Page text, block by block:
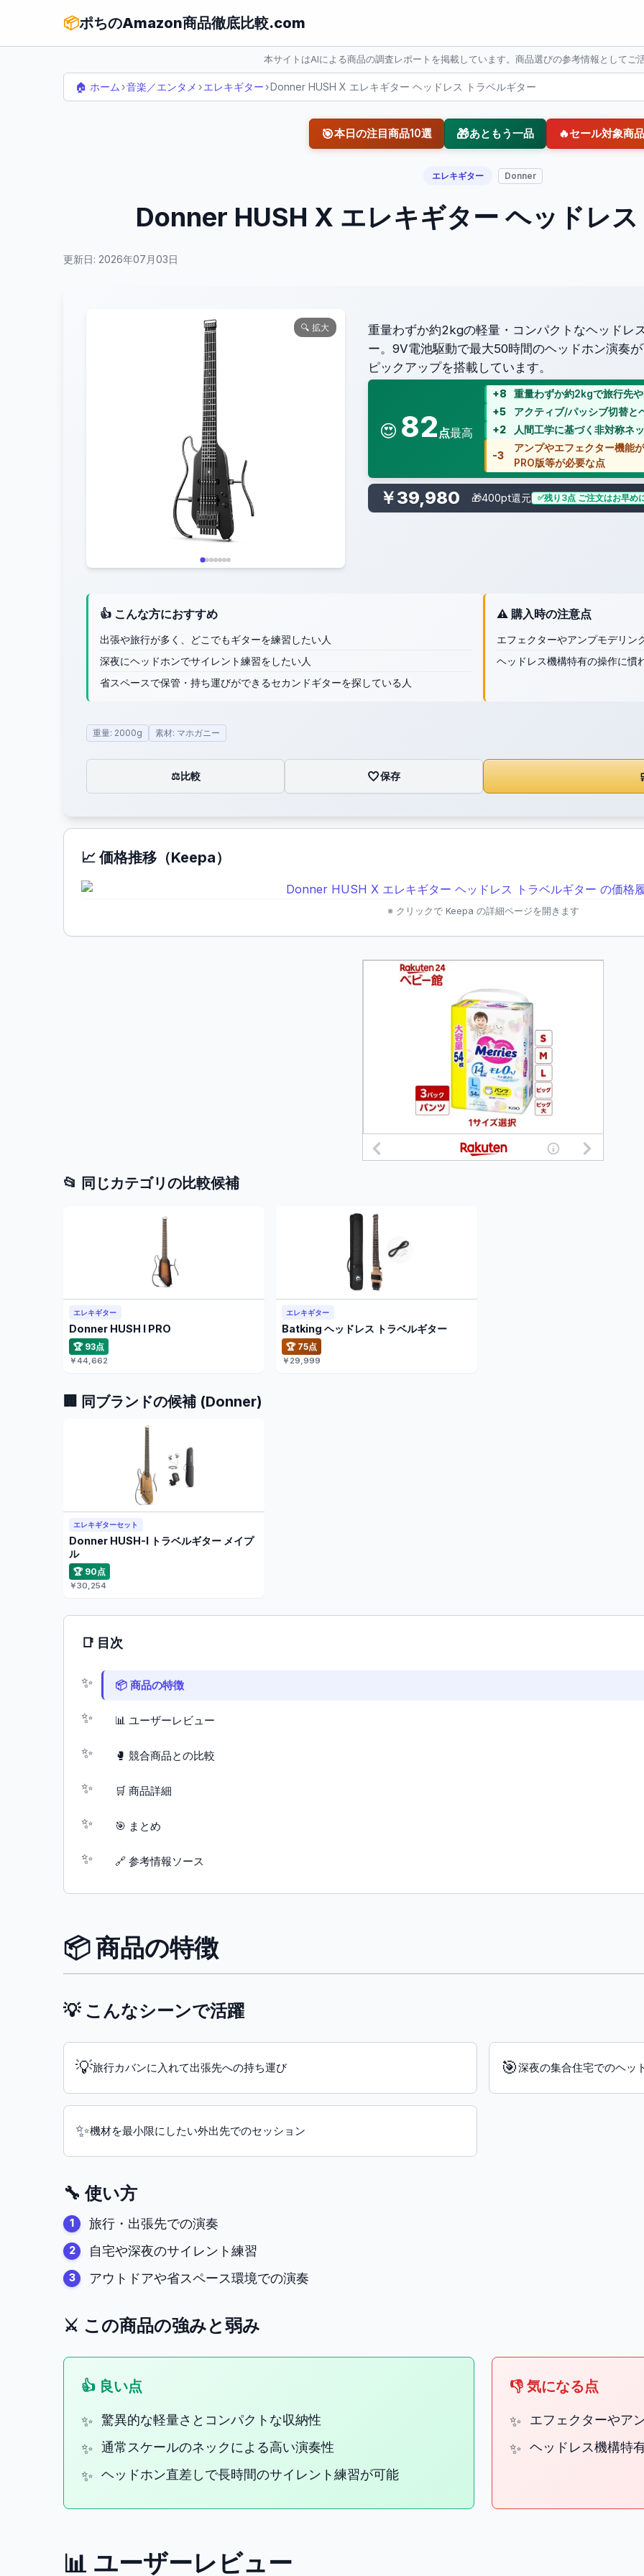
📦ポちのAmazon商品徹底比較.com
本サイトはAIによる商品の調査レポートを掲載しています。商品選びの参考情報としてご
🏠 ホーム ›音楽／エンタメ ›エレキギター ›Donner HUSH X エレキギター ヘッドレス トラベルギター
🎯本日の注目商品10選 🎁あともう一品 🔥セール対象商品
エレキギター Donner
Donner HUSH X エレキギター ヘッドレ
更新日: 2026年07月03日
🔍 拡大
重量わずか約2kgの軽量・コンパクトなヘッドレ
ー。9V電池駆動で最大50時間のヘッドホン演奏
ピックアップを搭載しています。
😍 82 点最高
+8
重量わずか約2kgで旅行先
+5
アクティブ/パッシブ切替と
+2
人間工学に基づく非対称ネ
-3
アンプやエフェクター機能
PRO版等が必要な点
￥39,980 🎁400pt還元 残り3点 ご注文はお早め
👍 こんな方におすすめ
出張や旅行が多く、どこでもギターを練習したい人
深夜にヘッドホンでサイレント練習をしたい人
省スペースで保管・持ち運びができるセカンドギターを探している人
⚠️ 購入時の注意点
エフェクターやアンプモデリン
ヘッドレス機構特有の操作に慣
重量: 2000g 素材: マホガニー
⚖️比較 🤍保存
📈 価格推移（Keepa）
※ クリックで Keepa の詳細ページを開きます
📂 同じカテゴリの比較候補
エレキギター
Donner HUSH I PRO
🏆 93点
￥44,662
エレキギター
Batking ヘッドレス トラベルギター
🏆 75点
￥29,999
🏢 同ブランドの候補 (Donner)
エレキギターセット
Donner HUSH-I トラベルギター メイプ
ル
🏆 90点
￥30,254
📑 目次
📦 商品の特徴
📊 ユーザーレビュー
🥊 競合商品との比較
🛒 商品詳細
🎯 まとめ
🔗 参考情報ソース
📦 商品の特徴
💡 こんなシーンで活躍
💡旅行カバンに入れて出張先への持ち運び 🎯深夜の集合住宅でのヘッ
✨機材を最小限にしたい外出先でのセッション
🔧 使い方
旅行・出張先での演奏
自宅や深夜のサイレント練習
アウトドアや省スペース環境での演奏
⚔️ この商品の強みと弱み
👍 良い点
驚異的な軽量さとコンパクトな収納性
通常スケールのネックによる高い演奏性
ヘッドホン直差しで長時間のサイレント練習が可能
👎 気になる点
エフェクターやア
ヘッドレス機構特
📊 ユーザーレビュー